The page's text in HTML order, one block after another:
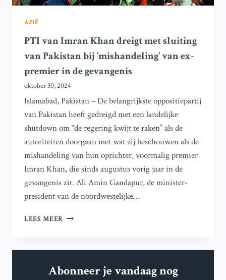
AZIË
PTI van Imran Khan dreigt met sluiting
van Pakistan bij ‘mishandeling’ van ex-
premier in de gevangenis
oktober 30, 2024
Islamabad, Pakistan – De belangrijkste oppositiepartij
van Pakistan heeft gedreigd met een landelijke
shutdown om “de regering kwijt te raken” als de
autoriteiten doorgaan met wat zij beschouwen als de
mishandeling van hun oprichter, voormalig premier
Imran Khan, die sinds augustus vorig jaar in de
gevangenis zit. Ali Amin Gandapur, de minister-
president van de noordwestelijke…
LEES MEER PTI
KHAN
MET
Abonneer je vandaag nog